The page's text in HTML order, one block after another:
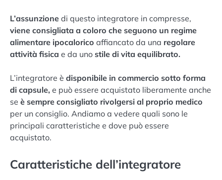
L’assunzione di questo integratore in compresse,
viene consigliata a coloro che seguono un regime
alimentare ipocalorico affiancato da una regolare
attività fisica e da uno stile di vita equilibrato.
L’integratore è disponibile in commercio sotto forma
di capsule, e può essere acquistato liberamente anche
se è sempre consigliato rivolgersi al proprio medico
per un consiglio. Andiamo a vedere quali sono le
principali caratteristiche e dove può essere
acquistato.
Caratteristiche dell’integratore